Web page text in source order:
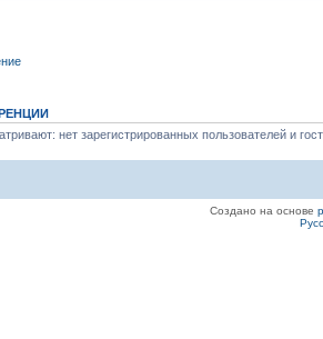
нет зарегистрированных пользователей и
Создано на основе